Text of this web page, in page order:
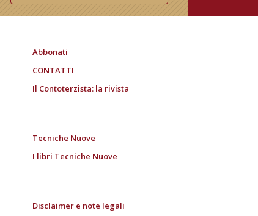
Abbonati
CONTATTI
Il Contoterzista: la rivista
Tecniche Nuove
I libri Tecniche Nuove
Disclaimer e note legali